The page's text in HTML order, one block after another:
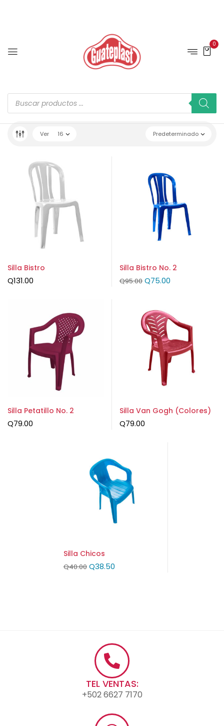
0
Predeterminado
Ver 16
Silla Bistro
Q131.00
Silla Bistro No. 2
Q95.00 Q75.00
Silla Petatillo No. 2
Q79.00
Silla Van Gogh (Colores)
Q79.00
Silla Chicos
Q40.00 Q38.50
TEL VENTAS:
+502 6627 7170